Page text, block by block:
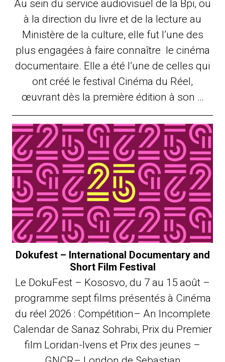
Au sein du service audiovisuel de la Bpi, ou
à la direction du livre et de la lecture au
Ministère de la culture, elle fut l’une des
plus engagées à faire connaître le cinéma
documentaire. Elle a été l’une de celles qui
ont créé le festival Cinéma du Réel,
œuvrant dès la première édition à son …
Dokufest – International Documentary and
Short Film Festival
Le DokuFest – Kososvo, du 7 au 15 août –
programme sept films présentés à Cinéma
du réel 2026 : Compétition– An Incomplete
Calendar de Sanaz Sohrabi, Prix du Premier
film Loridan-Ivens et Prix des jeunes –